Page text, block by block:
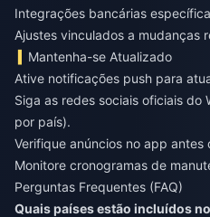
Integrações bancárias
Ajustes vinculados a mudanças
Mantenha-se Atualizado
Ative notificações push para
Siga as redes sociais oficiais do
por país).
Verifique anúncios no app antes
Monitore cronogramas de
Perguntas Frequentes (FAQ)
Quais países estão incluídos